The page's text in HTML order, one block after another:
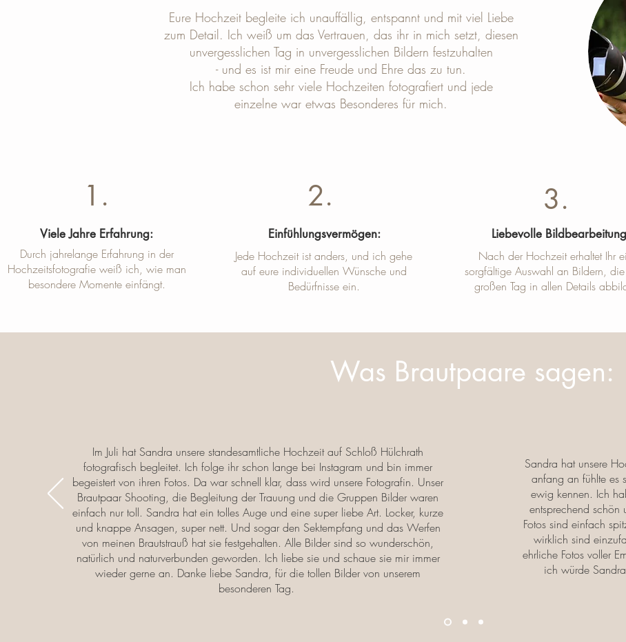
Eure Hochzeit begleite ich unauffällig, entspannt und mit viel Liebe
zum Detail. Ich weiß um das Vertrauen, das ihr in mich setzt, diesen
unvergesslichen Tag in unvergesslichen Bildern festzuhalten
- und es ist mir eine Freude und Ehre das zu tun.
Ich habe schon sehr viele Hochzeiten fotografiert und jede
einzelne war etwas Besonderes für mich.
1.
Viele Jahre Erfahrung:
Durch jahrelange Erfahrung in der
Hochzeitsfotografie weiß ich, wie man
besondere Momente einfängt.
2.
Einfühlungsvermögen:
Jede Hochzeit ist anders, und ich gehe
auf eure individuellen Wünsche und
Bedürfnisse ein.
3.
Liebevolle
Nach der Hochzeit erhaltet Ihr
sorgfältige Auswahl an Bildern,
großen Tag in allen Details
Was Brautpaare sagen:
Im Juli hat Sandra unsere standesamtliche Hochzeit auf Schloß Hülchrath
fotografisch begleitet. Ich folge ihr schon lange bei Instagram und bin immer
begeistert von ihren Fotos. Da war schnell klar, dass wird unsere Fotografin. Unser
Brautpaar Shooting, die Begleitung der Trauung und die Gruppen Bilder waren
einfach nur toll. Sandra hat ein tolles Auge und eine super liebe Art. Locker, kurze
und knappe Ansagen, super nett. Und sogar den Sektempfang und das Werfen
von meinen Brautstrauß hat sie festgehalten. Alle Bilder sind so wunderschön,
natürlich und naturverbunden geworden. Ich liebe sie und schaue sie mir immer
wieder gerne an. Danke liebe Sandra, für die tollen Bilder von unserem
besonderen Tag.
Sandra hat unsere
anfang an fühlte es
ewig kennen. Ich
entsprechend
Fotos sind einfach
wirklich sind
ehrliche Fotos voller
ich würde